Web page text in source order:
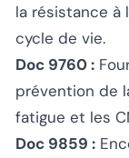
la résistance à
cycle de vie.
Doc 9760 :
prévention de
fatigue et les
Doc 9859 :